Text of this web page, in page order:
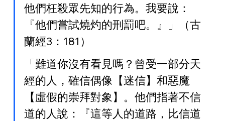
他們枉殺眾先知的行為。我要說：
『他們嘗試燒灼的刑罰吧。』」（古
蘭經3：181）
「難道你沒有看見嗎？曾受一部分天
經的人，確信偶像【迷信】和惡魔
【虛假的崇拜對象】。他們指著不信
道的人說：『這等人的道路，比信道